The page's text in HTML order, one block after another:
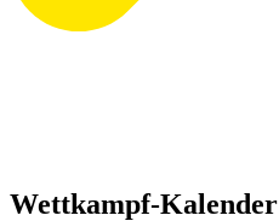
Wettkampf-Kalender